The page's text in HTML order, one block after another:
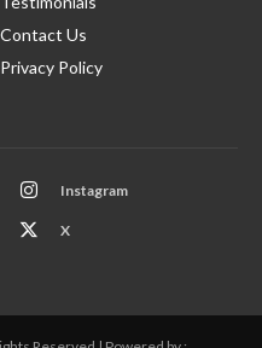
Contact Us
Privacy Policy
Instagram
X